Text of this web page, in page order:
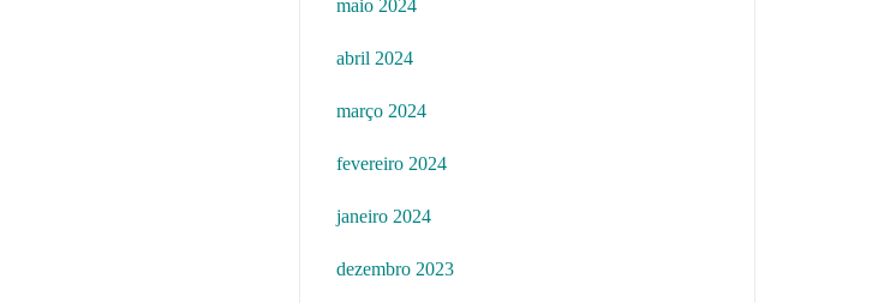
maio 2024
abril 2024
março 2024
fevereiro 2024
janeiro 2024
dezembro 2023